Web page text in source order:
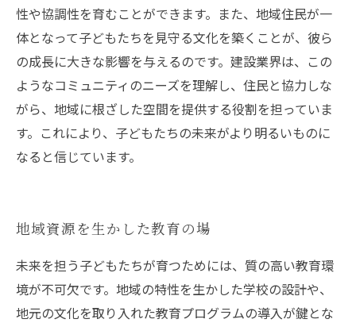
性や協調性を育むことができます。また、地域住民が一
体となって子どもたちを見守る文化を築くことが、彼ら
の成長に大きな影響を与えるのです。建設業界は、この
ようなコミュニティのニーズを理解し、住民と協力しな
がら、地域に根ざした空間を提供する役割を担っていま
す。これにより、子どもたちの未来がより明るいものに
なると信じています。
地域資源を生かした教育の場
未来を担う子どもたちが育つためには、質の高い教育環
境が不可欠です。地域の特性を生かした学校の設計や、
地元の文化を取り入れた教育プログラムの導入が鍵とな